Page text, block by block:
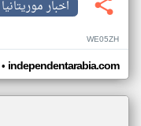
اخبار موريتانيا
WE05ZH
• independentarabia.com